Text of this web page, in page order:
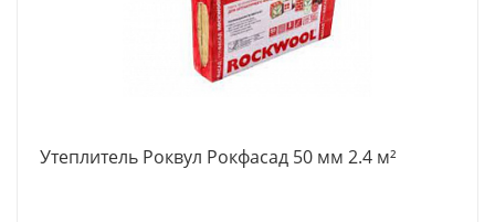
Утеплитель Роквул Рокфасад 50 мм 2.4 м²